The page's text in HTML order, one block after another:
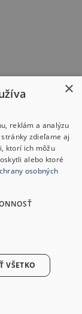
×
reklám a analýzu
zdieľame aj
ktorí ich môžu
alebo ktoré
osobných
VŠETKO